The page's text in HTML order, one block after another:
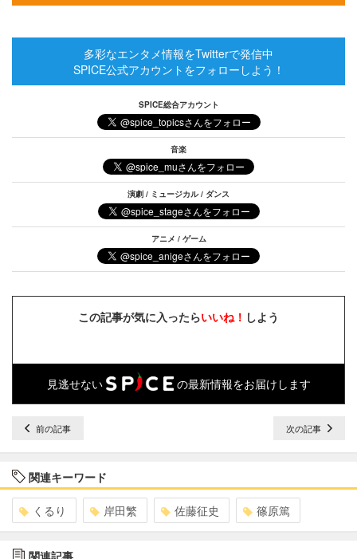
多彩なエンタメ情報をTwitterで発信中
SPICE公式アカウントをフォローしよう！
SPICE総合アカウント
音楽
演劇 / ミュージカル / ダンス
アニメ / ゲーム
この記事が気に入ったらいいね！ しよう
見逃せない の最新情報をお届けします
前の記事 次の記事
関連キーワード
くるり 岸田繁 佐藤征史 篠原篤